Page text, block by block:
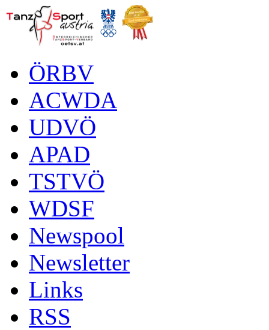
ÖRBV
ACWDA
UDVÖ
APAD
TSTVÖ
WDSF
Newspool
Newsletter
Links
RSS